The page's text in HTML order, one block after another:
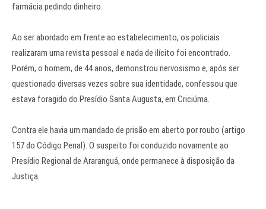
farmácia pedindo dinheiro.
Ao ser abordado em frente ao estabelecimento, os policiais
realizaram uma revista pessoal e nada de ilícito foi encontrado.
Porém, o homem, de 44 anos, demonstrou nervosismo e, após ser
questionado diversas vezes sobre sua identidade, confessou que
estava foragido do Presídio Santa Augusta, em Criciúma.
Contra ele havia um mandado de prisão em aberto por roubo (artigo
157 do Código Penal). O suspeito foi conduzido novamente ao
Presídio Regional de Araranguá, onde permanece à disposição da
Justiça.